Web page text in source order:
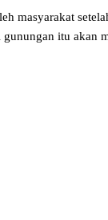
masyarakat
itu akan